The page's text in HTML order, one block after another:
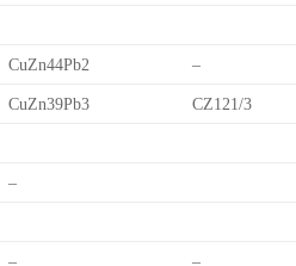
CuZn44Pb2 –
CuZn39Pb3 CZ121/3
–
– –